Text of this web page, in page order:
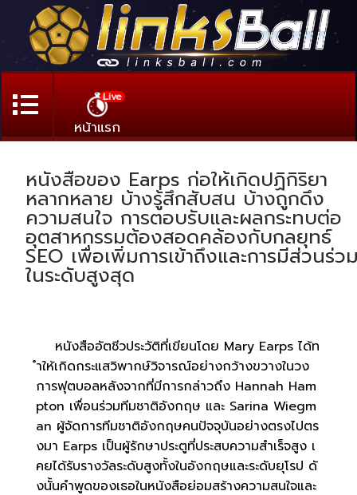
Live
หน้าแรก
หนังสือของ Earps ก่อให้เกิดปฏิกิริยา
หลากหลาย บ้างรู้สึกสับสน บ้างถูกดึง
ความสนใจ การตอบรับและผลกระทบต่อ
อุตสาหกรรมต้องสอดคล้องกับกลยุทธ์
SEO เพื่อเพิ่มการเข้าถึงและการมีส่วนร่ว
ในระดับสูงสุด
หนังสืออัตชีวประวัติที่เขียนโดย Mary Earps ได้ท
ำให้เกิดกระแสวิพากษ์วิจารณ์อย่างกว้างขวางในวง
การฟุตบอลหลังจากที่มีการกล่าวถึง Hannah Ham
pton เพื่อนร่วมทีมชาติอังกฤษ และ Sarina Wiegm
an ผู้จัดการทีมชาติอังกฤษคนปัจจุบันอย่างตรงไปตร
งมา Earps เป็นผู้รักษาประตูที่ประสบความสำเร็จสูง เ
คยได้รับรางวัลระดับสูงทั้งในอังกฤษและระดับยุโรป ดั
งนั้นคำพูดของเธอในหนังสือย่อมสร้างความสนใจและ